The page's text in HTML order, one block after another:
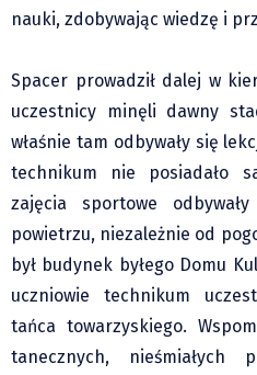
nauki, zdobywając wiedzę i
Spacer prowadził dalej w
uczestnicy minęli dawny
właśnie tam odbywały się
technikum nie posiadało
zajęcia sportowe
powietrzu, niezależnie od
był budynek byłego Domu
uczniowie technikum
tańca towarzyskiego.
tanecznych,